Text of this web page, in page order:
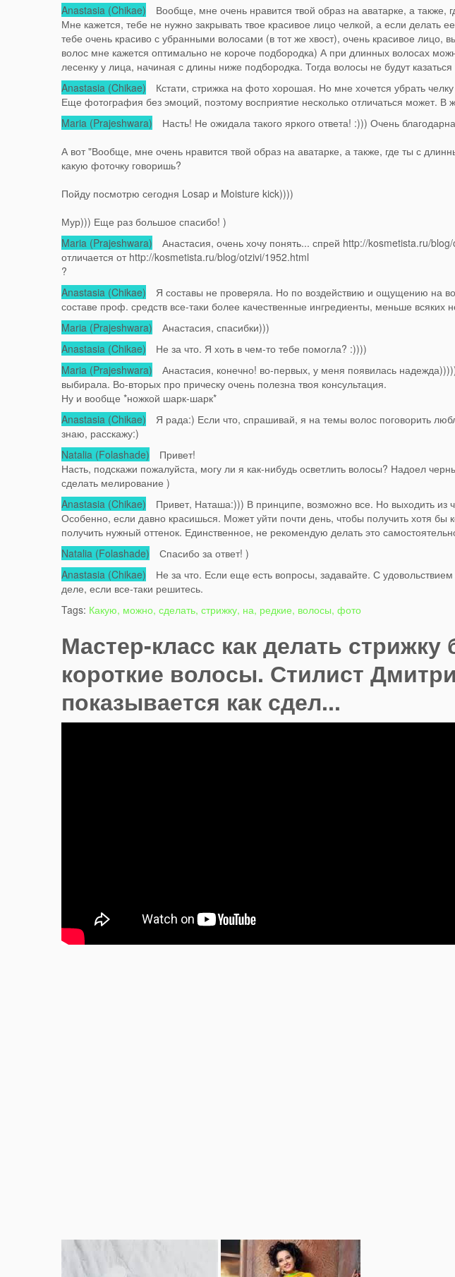
Anastasia (Chikae) Вообще, мне очень нравится твой образ на аватарке, а
Мне кажется, тебе не нужно закрывать твое красивое лицо челкой, а если делать
тебе очень красиво с убранными волосами (в тот же хвост), очень красивое лицо,
волос мне кажется оптимально не короче подбородка) А при длинных волосах
лесенку у лица, начиная с длины ниже подбородка. Тогда волосы не будут
Anastasia (Chikae) Кстати, стрижка на фото хорошая. Но мне хочется убрать
Еще фотография без эмоций, поэтому восприятие несколько отличаться может. В
Maria (Prajeshwara) Насть! Не ожидала такого яркого ответа! :))) Очень
А вот "Вообще, мне очень нравится твой образ на аватарке, а также, где ты с
какую фоточку говоришь?
Пойду посмотрю сегодня Losap и Moisture kick))))
Мур))) Еще раз большое спасибо! )
Maria (Prajeshwara) Анастасия, очень хочу понять... спрей http://kosmetista.ru/
отличается от http://kosmetista.ru/blog/otzivi/1952.html
?
Anastasia (Chikae) Я составы не проверяла. Но по воздействию и ощущению на
составе проф. средств все-таки более качественные ингредиенты, меньше всяких
Maria (Prajeshwara) Анастасия, спасибки)))
Anastasia (Chikae) Не за что. Я хоть в чем-то тебе помогла? :))))
Maria (Prajeshwara) Анастасия, конечно! во-первых, у меня появилась
выбирала. Во-вторых про прическу очень полезна твоя консультация.
Ну и вообще *ножкой шарк-шарк*
Anastasia (Chikae) Я рада:) Если что, спрашивай, я на темы волос поговорить
знаю, расскажу:)
Natalia (Folashade) Привет!
Насть, подскажи пожалуйста, могу ли я как-нибудь осветлить волосы? Надоел
сделать мелирование )
Anastasia (Chikae) Привет, Наташа:))) В принципе, возможно все. Но выходить из
Особенно, если давно красишься. Может уйти почти день, чтобы получить хотя
получить нужный оттенок. Единственное, не рекомендую делать это
Natalia (Folashade) Спасибо за ответ! )
Anastasia (Chikae) Не за что. Если еще есть вопросы, задавайте. С
деле, если все-таки решитесь.
Tags: Какую, можно, сделать, стрижку, на, редкие, волосы, фото
Мастер-класс как делать стрижку
короткие волосы. Стилист
показывается как сдел...